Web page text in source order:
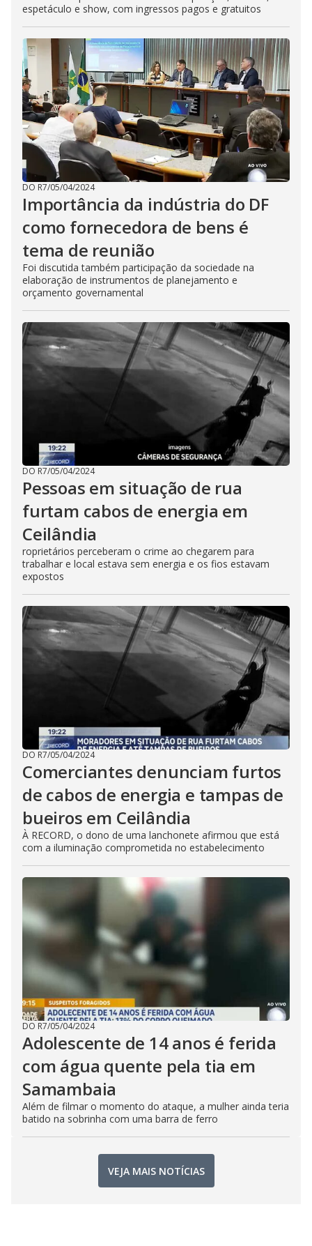
espetáculo e show, com ingressos pagos e gratuitos
DO R7/05/04/2024
Importância da indústria do DF
como fornecedora de bens é
tema de reunião
Foi discutida também participação da sociedade na
elaboração de instrumentos de planejamento e
orçamento governamental
DO R7/05/04/2024
Pessoas em situação de rua
furtam cabos de energia em
Ceilândia
roprietários perceberam o crime ao chegarem para
trabalhar e local estava sem energia e os fios estavam
expostos
DO R7/05/04/2024
Comerciantes denunciam furtos
de cabos de energia e tampas de
bueiros em Ceilândia
À RECORD, o dono de uma lanchonete afirmou que está
com a iluminação comprometida no estabelecimento
DO R7/05/04/2024
Adolescente de 14 anos é ferida
com água quente pela tia em
Samambaia
Além de filmar o momento do ataque, a mulher ainda teria
batido na sobrinha com uma barra de ferro
VEJA MAIS NOTÍCIAS